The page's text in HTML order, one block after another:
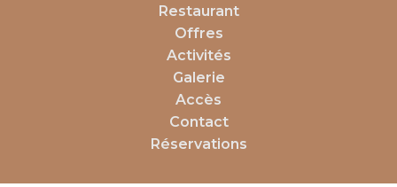
Restaurant
Offres
Activités
Galerie
Accès
Contact
Réservations